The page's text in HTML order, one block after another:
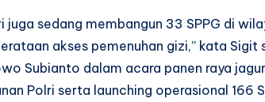
juga sedang membangun 33 SPPG di
akses pemenuhan gizi,” kata
Subianto dalam acara panen raya
Polri serta launching operasional 166